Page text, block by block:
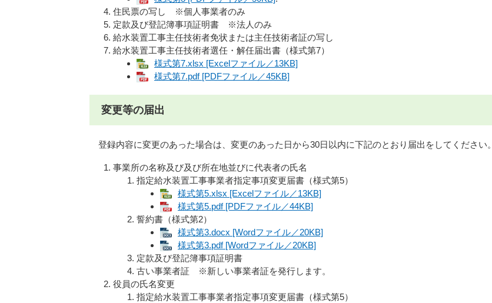
住民票の写し ※個人事業者のみ
定款及び登記簿事項証明書 ※法人のみ
給水装置工事主任技術者免状または主任技術者証の写し
給水装置工事主任技術者選任・解任届出書（様式第7）
様式第7.xlsx [Excelファイル／13KB]
様式第7.pdf [PDFファイル／45KB]
変更等の届出
登録内容に変更のあった場合は、変更のあった日から30日以内に下記のとおり届出をしてください。
事業所の名称及び及び所在地並びに代表者の氏名
指定給水装置工事事業者指定事項変更届書（様式第5）
様式第5.xlsx [Excelファイル／13KB]
様式第5.pdf [PDFファイル／44KB]
誓約書（様式第2）
様式第3.docx [Wordファイル／20KB]
様式第3.pdf [Wordファイル／20KB]
定款及び登記簿事項証明書
古い事業者証 ※新しい事業者証を発行します。
役員の氏名変更
指定給水装置工事事業者指定事項変更届書（様式第5）